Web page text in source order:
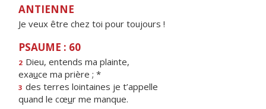
ANTIENNE
Je veux être chez toi pour toujours !
PSAUME : 60
2 Dieu, entends ma plainte,
exauce ma prière ; *
3 des terres lointaines je t’appelle
quand le cœur me manque.